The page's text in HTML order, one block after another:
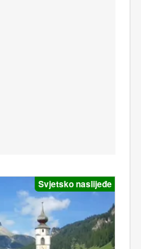
Svjetsko naslijeđe